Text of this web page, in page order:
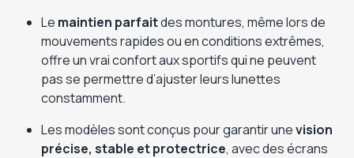
Le maintien parfaitdes montures, même lors de
mouvements rapides ou en conditions extrêmes,
offre un vrai confort aux sportifs qui ne peuvent
pas se permettre d’ajuster leurs lunettes
constamment.
Les modèles sont conçus pour garantir unevision
précise, stable et protectrice, avec des écrans